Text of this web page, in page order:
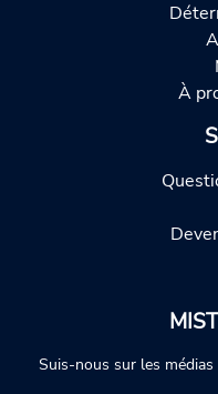
À
Suis-nous sur les